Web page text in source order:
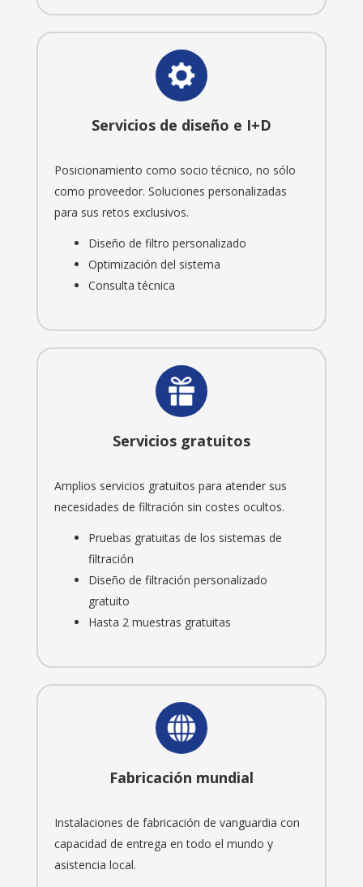
Servicios de diseño e I+D
Posicionamiento como socio técnico, no sólo
como proveedor. Soluciones personalizadas
para sus retos exclusivos.
Diseño de filtro personalizado
Optimización del sistema
Consulta técnica
Servicios gratuitos
Amplios servicios gratuitos para atender sus
necesidades de filtración sin costes ocultos.
Pruebas gratuitas de los sistemas de
filtración
Diseño de filtración personalizado
gratuito
Hasta 2 muestras gratuitas
Fabricación mundial
Instalaciones de fabricación de vanguardia con
capacidad de entrega en todo el mundo y
asistencia local.